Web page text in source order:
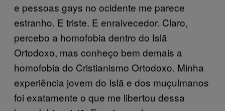
e pessoas gays no ocidente me parece
estranho. E triste. E enraivecedor. Claro,
percebo a homofobia dentro do Islã
Ortodoxo, mas conheço bem demais a
homofobia do Cristianismo Ortodoxo. Minha
experiência jovem do Islã e dos muçulmanos
foi exatamente o que me libertou dessa